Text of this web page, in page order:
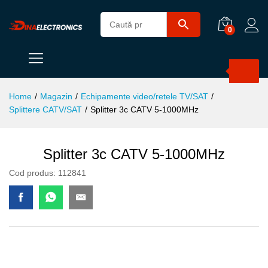
0
Home / Magazin / Echipamente video/retele TV/SAT /
Splittere CATV/SAT / Splitter 3c CATV 5-1000MHz
Splitter 3c CATV 5-1000MHz
Cod produs: 112841